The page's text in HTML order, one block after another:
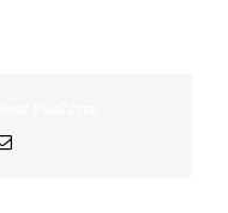
Correo